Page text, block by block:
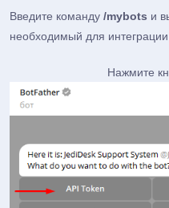
Введите команду /mybots и
необходимый для интеграции
Нажмите